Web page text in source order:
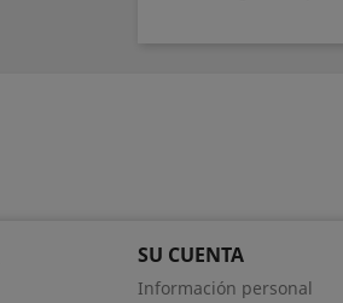
SU CUENTA
Información personal